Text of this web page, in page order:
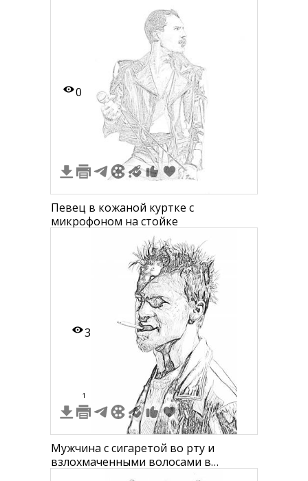
0
Певец в кожаной куртке с
микрофоном на стойке
3
1
Мужчина с сигаретой во рту и
взлохмаченными волосами в